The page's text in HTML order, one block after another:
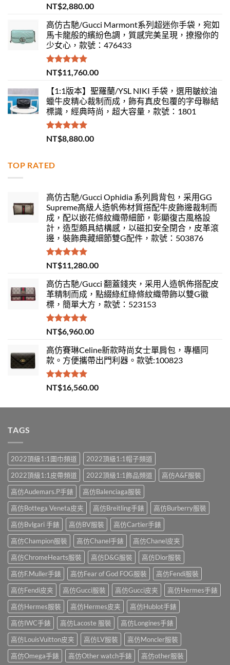
評分 5.00
滿分 5
NT$2,880.00
高仿古馳/Gucci Marmont系列超迷你手袋，宛如
馬卡龍般的繽紛色調，質感完美呈現，撩撥你的
少女心，款號：476433
評分5.00
滿分 5
NT$11,760.00
【1:1版本】聖羅蘭/YSL NIKI 手袋，選用皺紋油
蠟牛皮精心裁制而成，飾有真皮包覆的字母聯結
標識，經典時尚，超大容量，款號：1801
評分 5.00
滿分 5
NT$8,880.00
TOP RATED
高仿古馳/Gucci Ophidia 系列肩背包，采用GG
Supreme高級人造帆佈材質搭配牛皮飾邊裁制而
成，配以嵌花條紋織帶細節，彰顯復古風格設
計，造型頗具結構感，以磁扣安全閉合，皮革滾
邊，裝飾典藏細節雙G配件，款號：503876
評分5.00
滿分 5
NT$11,280.00
高仿古馳/Gucci 翻蓋錢夾，采用人造帆佈搭配皮
革精制而成，點綴綠紅綠條紋織帶飾以雙G徽
標，簡單大方，款號：523153
評分 5.00
滿分 5
NT$6,960.00
高仿賽琳Celine新款時尚女士單肩包，專櫃同
款。方便攜帶出門利器。款號:100823
評分5.00
滿分 5
NT$16,560.00
TAGS
2022頂級1:1圍巾頻道
2022頂級1:1帽子頻道
2022頂級1:1皮帶頻道
2022頂級1:1飾品頻道
高仿A&F服裝
高仿Audemars.P手錶
高仿Balenciaga服裝
高仿Bottega Veneta皮夹
高仿Breitling手錶
高仿Burberry服裝
高仿Bvlgari 手錶
高仿BV服裝
高仿Cartier手錶
高仿Champion服裝
高仿Chanel手錶
高仿Chanel皮夹
高仿ChromeHearts服裝
高仿D&G服裝
高仿Dior服裝
高仿F.Muller手錶
高仿Fear of God FOG服裝
高仿Fendi服裝
高仿Fendi皮夹
高仿Gucci服裝 高仿Gucci皮夹
高仿Hermes手錶
高仿Hermes服裝
高仿Hermes皮夹
高仿Hublot手錶
高仿IWC手錶
高仿Lacoste 服裝
高仿Longines手錶
高仿LouisVuitton皮夹
高仿LV服裝
高仿Moncler服裝
高仿Omega手錶
高仿Other watch手錶 高仿other服裝